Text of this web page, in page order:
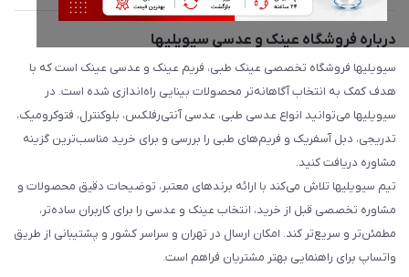
درباره فروشگاه عینک و عدسی سیویلیها
سیویلیها فروشگاه تخصصی عینک طبی، فریم عینک و عدسی عینک است که با
هدف کمک به انتخاب آگاهانه‌تر محصولات بینایی راه‌اندازی شده است. در
سیویلیها می‌توانید انواع عدسی طبی، عدسی آنتی‌رفلکس، بلوکنترل، فتوکرومیک،
تدریجی، دبل آسفریک و فریم‌های طبی را بررسی و برای خرید مناسب‌ترین گزینه
مشاوره دریافت کنید.
تیم سیویلیها تلاش می‌کند با ارائه برندهای معتبر، توضیحات دقیق محصولات و
مشاوره تخصصی قبل از خرید، انتخاب عینک و عدسی را برای کاربران ساده‌تر،
مطمئن‌تر و سریع‌تر کند. امکان ارسال در تهران و سراسر کشور و پشتیبانی از طریق
واتساپ برای راهنمایی بهتر مشتریان فراهم است.